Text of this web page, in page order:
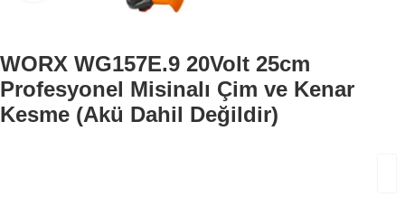
WORX WG157E.9 20Volt 25cm
Profesyonel Misinalı Çim ve Kenar
Kesme (Akü Dahil Değildir)